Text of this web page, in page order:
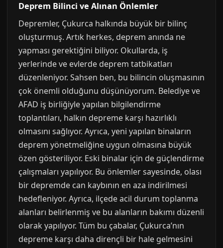
Deprem Bilinci ve Alınan Önlemler
Depremler, Çukurca halkında büyük bir bilinç
oluşturmuş. Artık herkes, deprem anında ne
yapması gerektiğini biliyor. Okullarda, iş
yerlerinde ve evlerde deprem tatbikatları
düzenleniyor. Sahsen ben, bu bilincin oluşmasının
çok önemli olduğunu düşünüyorum. Belediye ve
AFAD iş birliğiyle yapılan bilgilendirme
toplantıları, halkın depreme karşı hazırlıklı
olmasını sağlıyor. Ayrıca, yeni yapılan binaların
deprem yönetmeliğine uygun olmasına büyük
özen gösteriliyor. Eski binalar için de güçlendirme
çalışmaları yapılıyor. Bu önlemler sayesinde, olası
bir depremde can kaybının en aza indirilmesi
hedefleniyor. Ayrıca, ilçede acil durum toplanma
alanları belirlenmiş ve bu alanların bakımı düzenli
olarak yapılıyor. Tüm bu çabalar, Çukurca’nın
depreme karşı daha dirençli bir hale gelmesini